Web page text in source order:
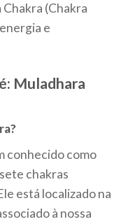
(Chakra
e
Muladhara
conhecido como
chakras
está localizado na
à nossa